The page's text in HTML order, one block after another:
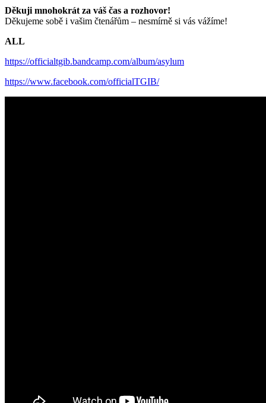
Děkuji mnohokrát za váš čas a rozhovor!
Děkujeme sobě i vašim čtenářům – nesmírně si vás vážíme!
ALL
https://officialtgib.bandcamp.com/album/asylum
https://www.facebook.com/officialTGIB/